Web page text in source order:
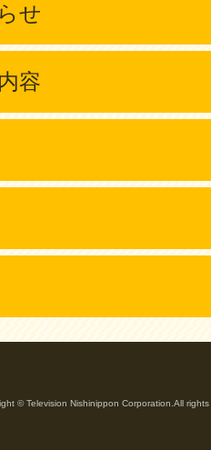
せ
容
© Television Nishinippon Corporation.All